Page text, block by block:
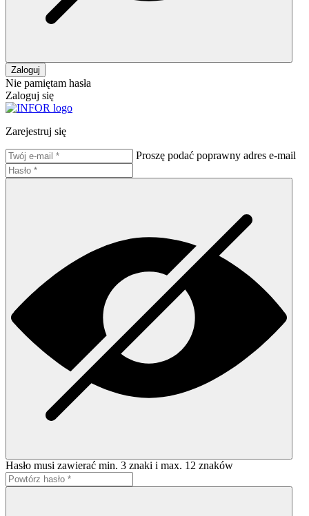
Zaloguj
Nie pamiętam hasła
Zaloguj się
Zarejestruj się
Proszę podać poprawny adres e-mail
Hasło musi zawierać min. 3 znaki i max. 12 znaków